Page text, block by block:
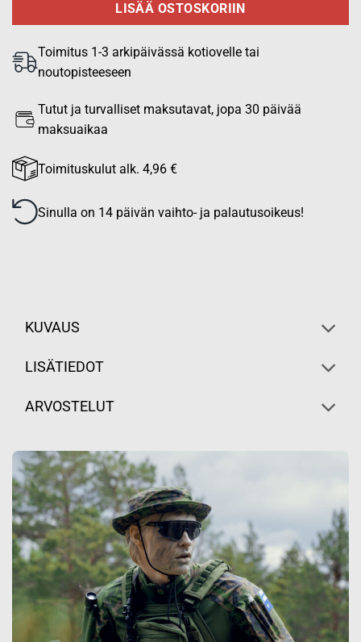
LISÄÄ OSTOSKORIIN
Toimitus 1-3 arkipäivässä kotiovelle tai
noutopisteeseen
Tutut ja turvalliset maksutavat, jopa 30 päivää
maksuaikaa
Toimituskulut alk. 4,96 €
Sinulla on 14 päivän vaihto- ja palautusoikeus!
KUVAUS
LISÄTIEDOT
ARVOSTELUT